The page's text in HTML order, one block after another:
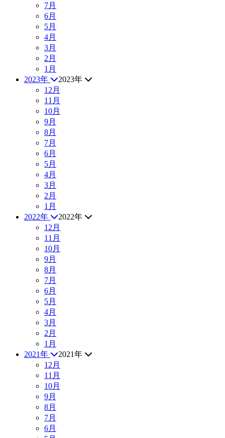
7月
6月
5月
4月
3月
2月
1月
2023年
2023年
12月
11月
10月
9月
8月
7月
6月
5月
4月
3月
2月
1月
2022年
2022年
12月
11月
10月
9月
8月
7月
6月
5月
4月
3月
2月
1月
2021年
2021年
12月
11月
10月
9月
8月
7月
6月